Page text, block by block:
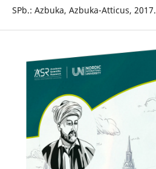
SPb.: Azbuka, Azbuka-Atticus, 2017.